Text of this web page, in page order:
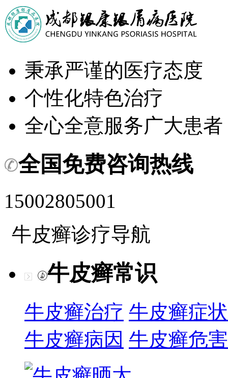
秉承严谨的医疗态度
个性化特色治疗
全心全意服务广大患者
全国免费咨询热线
15002805001
牛皮癣诊疗导航
牛皮癣常识
牛皮癣治疗 牛皮癣症状
牛皮癣病因 牛皮癣危害